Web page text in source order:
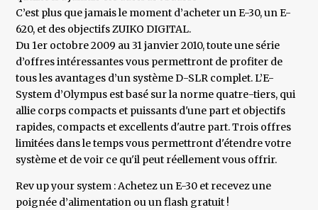
C’est plus que jamais le moment d’acheter un E-30, un E-
620, et des objectifs ZUIKO DIGITAL.
Du 1er octobre 2009 au 31 janvier 2010, toute une série
d’offres intéressantes vous permettront de profiter de
tous les avantages d’un système D-SLR complet. L’E-
System d’Olympus est basé sur la norme quatre-tiers, qui
allie corps compacts et puissants d'une part et objectifs
rapides, compacts et excellents d'autre part. Trois offres
limitées dans le temps vous permettront d'étendre votre
système et de voir ce qu'il peut réellement vous offrir.
Rev up your system : Achetez un E-30 et recevez une
poignée d’alimentation ou un flash gratuit !